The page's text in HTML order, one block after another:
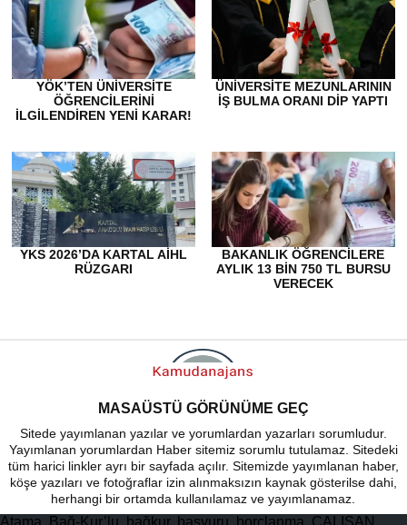
YÖK’TEN ÜNIVERSITE
ÖĞRENCILERINI
ILGILENDIREN YENI KARAR!
ÜNIVERSITE MEZUNLARININ
IŞ BULMA ORANI DIP YAPTI
YKS 2026’DA KARTAL AİHL
RÜZGARI
BAKANLIK ÖĞRENCILERE
AYLIK 13 BIN 750 TL BURSU
VERECEK
MASAÜSTÜ GÖRÜNÜME GEÇ
Sitede yayımlanan yazılar ve yorumlardan yazarları sorumludur.
Yayımlanan yorumlardan Haber sitemiz sorumlu tutulamaz. Sitedeki
tüm harici linkler ayrı bir sayfada açılır. Sitemizde yayımlanan haber,
köşe yazıları ve fotoğraflar izin alınmaksızın kaynak gösterilse dahi,
herhangi bir ortamda kullanılamaz ve yayımlanamaz.